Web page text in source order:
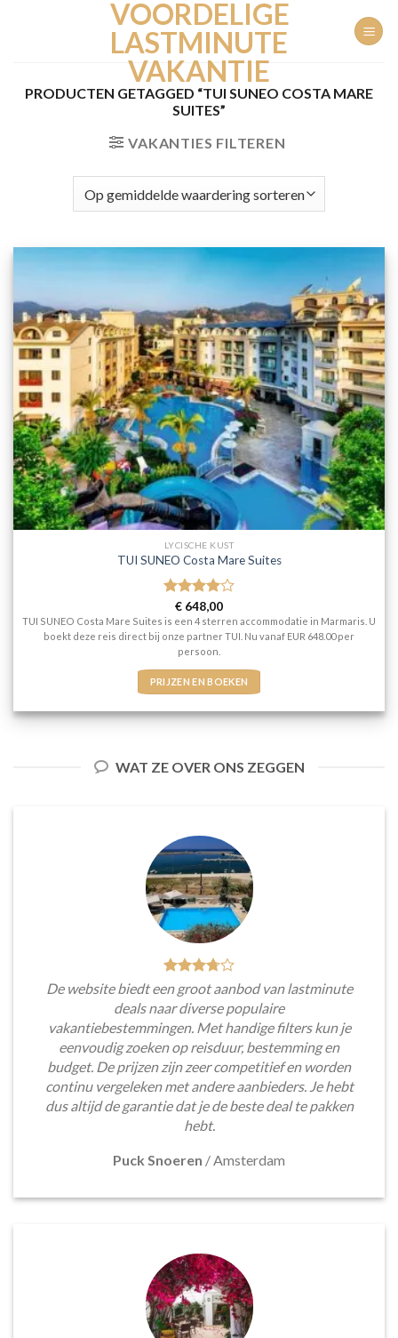
VOORDELIGE
LASTMINUTE
VAKANTIE
PRODUCTEN GETAGGED “TUI SUNEO COSTA MARE
SUITES”
VAKANTIES FILTEREN
LYCISCHE KUST
TUI SUNEO Costa Mare Suites
Gewaardeerd
4uit 5
€ 648,00
TUI SUNEO Costa Mare Suites is een 4 sterren accommodatie in Marmaris. U
boekt deze reis direct bij onze partner TUI. Nu vanaf EUR 648.00 per
persoon.
PRIJZEN EN BOEKEN
WAT ZE OVER ONS ZEGGEN
De website biedt een groot aanbod van lastminute
deals naar diverse populaire
vakantiebestemmingen. Met handige filters kun je
eenvoudig zoeken op reisduur, bestemming en
budget. De prijzen zijn zeer competitief en worden
continu vergeleken met andere aanbieders. Je hebt
dus altijd de garantie dat je de beste deal te pakken
hebt.
Puck Snoeren /Amsterdam